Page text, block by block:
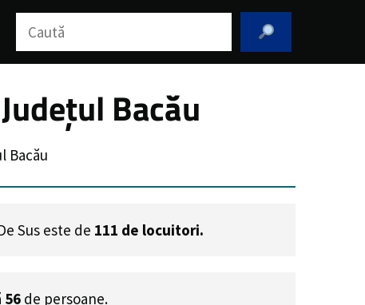
Caută
Bacău
Bacău
Sus este de 111 de locuitori.
56 de persoane.